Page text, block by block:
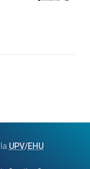
UPV/EHU